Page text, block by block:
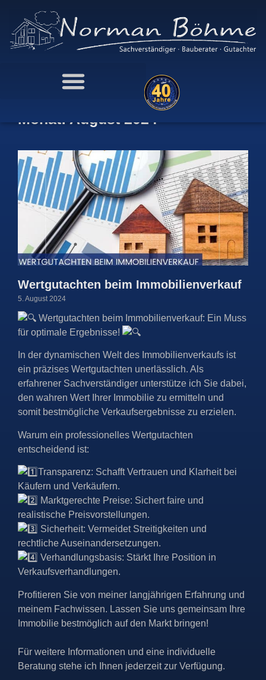
Monat: August 2024
Wertgutachten beim Immobilienverkauf
5. August 2024
Wertgutachten beim Immobilienverkauf: Ein Muss
für optimale Ergebnisse!
In der dynamischen Welt des Immobilienverkaufs ist
ein präzises Wertgutachten unerlässlich. Als
erfahrener Sachverständiger unterstütze ich Sie dabei,
den wahren Wert Ihrer Immobilie zu ermitteln und
somit bestmögliche Verkaufsergebnisse zu erzielen.
Warum ein professionelles Wertgutachten
entscheidend ist:
Transparenz: Schafft Vertrauen und Klarheit bei
Käufern und Verkäufern.
Marktgerechte Preise: Sichert faire und
realistische Preisvorstellungen.
Sicherheit: Vermeidet Streitigkeiten und
rechtliche Auseinandersetzungen.
Verhandlungsbasis: Stärkt Ihre Position in
Verkaufsverhandlungen.
Profitieren Sie von meiner langjährigen Erfahrung und
meinem Fachwissen. Lassen Sie uns gemeinsam Ihre
Immobilie bestmöglich auf den Markt bringen!
Für weitere Informationen und eine individuelle
Beratung stehe ich Ihnen jederzeit zur Verfügung.